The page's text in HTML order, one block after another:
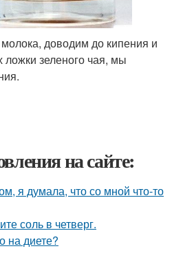
доводим до кипения и
зеленого чая, мы
на сайте:
я думала, что со мной что-то
соль в четверг.
на диете?